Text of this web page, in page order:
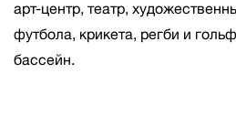
арт-центр, театр,
футбола, крикета, регби и
бассейн.